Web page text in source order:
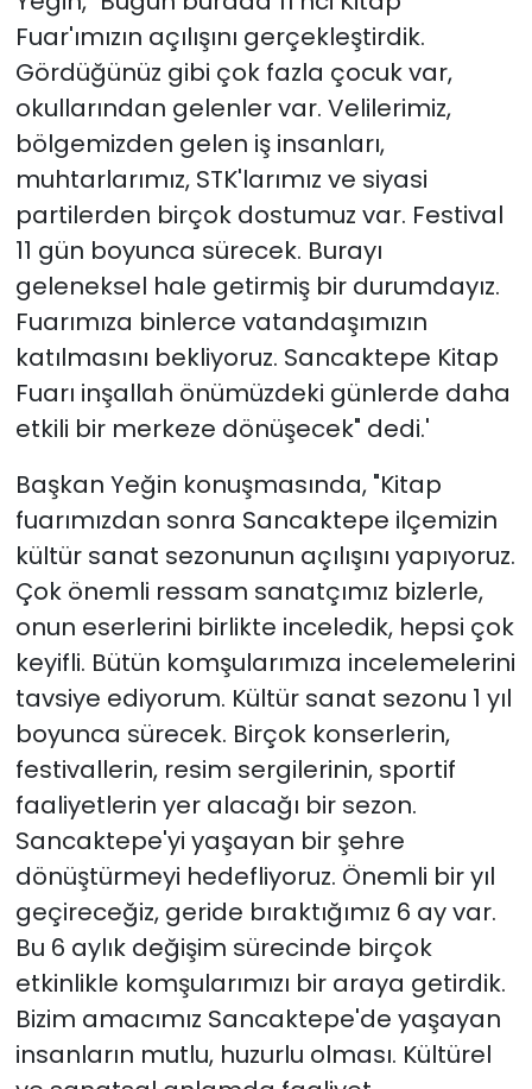
Fuar'ımızın açılışını gerçekleştirdik.
Gördüğünüz gibi çok fazla çocuk var,
okullarından gelenler var. Velilerimiz,
bölgemizden gelen iş insanları,
muhtarlarımız, STK'larımız ve siyasi
partilerden birçok dostumuz var. Festival
11 gün boyunca sürecek. Burayı
geleneksel hale getirmiş bir durumdayız.
Fuarımıza binlerce vatandaşımızın
katılmasını bekliyoruz. Sancaktepe Kitap
Fuarı inşallah önümüzdeki günlerde daha
etkili bir merkeze dönüşecek" dedi.'
Başkan Yeğin konuşmasında, "Kitap
fuarımızdan sonra Sancaktepe ilçemizin
kültür sanat sezonunun açılışını yapıyoruz.
Çok önemli ressam sanatçımız bizlerle,
onun eserlerini birlikte inceledik, hepsi çok
keyifli. Bütün komşularımıza incelemelerini
tavsiye ediyorum. Kültür sanat sezonu 1 yıl
boyunca sürecek. Birçok konserlerin,
festivallerin, resim sergilerinin, sportif
faaliyetlerin yer alacağı bir sezon.
Sancaktepe'yi yaşayan bir şehre
dönüştürmeyi hedefliyoruz. Önemli bir yıl
geçireceğiz, geride bıraktığımız 6 ay var.
Bu 6 aylık değişim sürecinde birçok
etkinlikle komşularımızı bir araya getirdik.
Bizim amacımız Sancaktepe'de yaşayan
insanların mutlu, huzurlu olması. Kültürel